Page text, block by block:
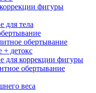
фигуры
для тела
обертывание
детокс
для коррекции фигуры
обертывание
веса